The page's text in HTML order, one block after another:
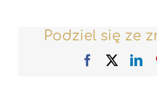
Podziel się ze
Facebook